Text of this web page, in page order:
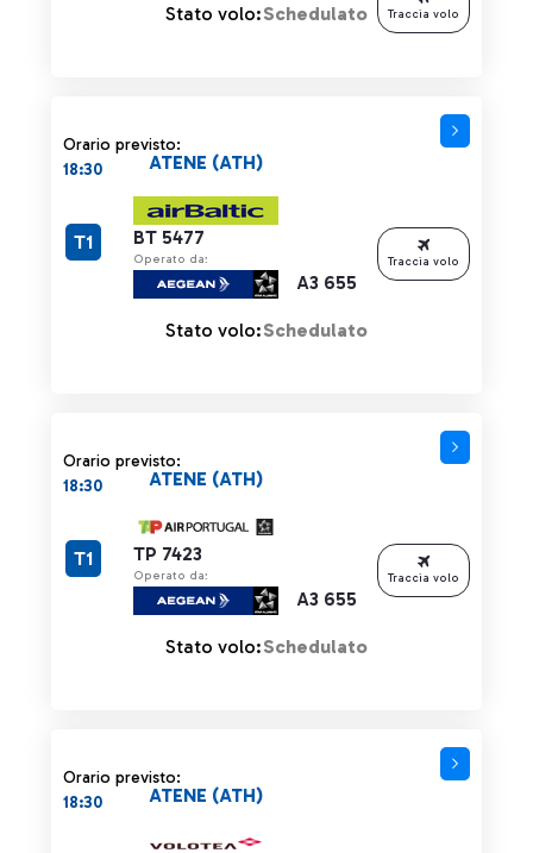
Stato volo:Schedulato Traccia volo
Orario previsto:
18:30
BT 5477
Operato da:
A3 655
ATENE (ATH)
T1
Stato volo:Schedulato
Traccia volo
Orario previsto:
18:30
TP 7423
Operato da:
A3 655
ATENE (ATH)
T1
Stato volo:Schedulato
Traccia volo
Orario previsto:
18:30
ATENE (ATH)